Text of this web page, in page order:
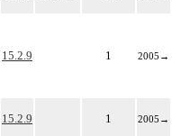
15.2.9 1 2005 →
15.2.9 1 2005 →